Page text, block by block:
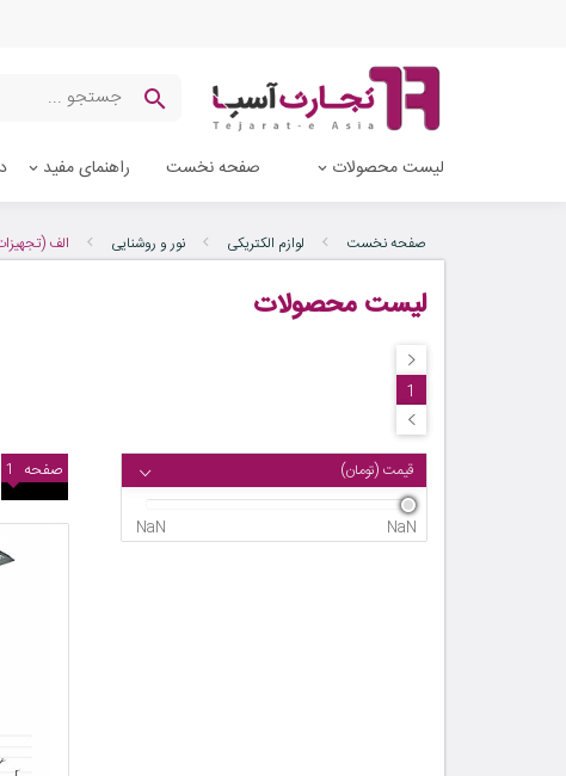
لیست محصولات صفحه نخست راهنمای مفید
صفحه نخست لوازم الکتریکی نور و روشنایی الف
لیست محصولات
1
قیمت (تومان)
NaN
NaN
صفحه 1